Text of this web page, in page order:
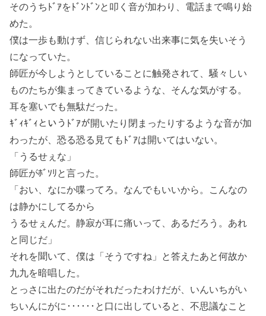
そのうちﾄﾞｱをﾄﾞﾝﾄﾞﾝと叩く音が加わり、電話まで鳴り始
めた。
僕は一歩も動けず、信じられない出来事に気を失いそう
になっていた。
師匠が今しようとしていることに触発されて、騒々しい
ものたちが集まってきているような、そんな気がする。
耳を塞いでも無駄だった。
ｷﾞｨｷﾞｨというﾄﾞｱが開いたり閉まったりするような音が加
わったが、恐る恐る見てもﾄﾞｱは開いてはいない。
「うるせぇな」
師匠がﾎﾞｿﾘと言った。
「おい、なにか喋ってろ。なんでもいいから。こんなの
は静かにしてるから
うるせぇんだ。静寂が耳に痛いって、あるだろう。あれ
と同じだ」
それを聞いて、僕は「そうですね」と答えたあと何故か
九九を暗唱した。
とっさに出たのだがそれだったわけだが、いんいちがい
ちいんにがに･･････と口に出していると、不思議なこと